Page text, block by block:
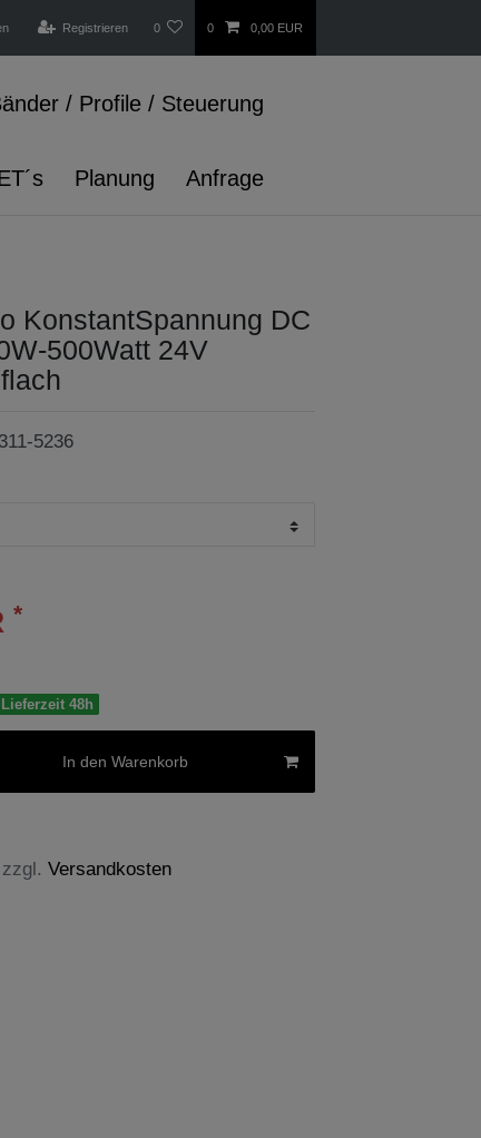
Registrieren 0 0 0,00 EUR
/ Profile / Steuerung
Planung Anfrage
KonstantSpannung DC
500Watt 24V
5236
*
48h
In den Warenkorb
Versandkosten